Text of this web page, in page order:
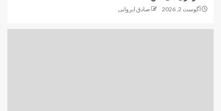
آگوست 2, 2026 صادق ایروانی